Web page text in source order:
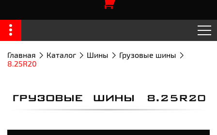
Главная Каталог Шины
Грузовые шины
8.25R20
ГРУЗОВЫЕ ШИНЫ 8.25R20